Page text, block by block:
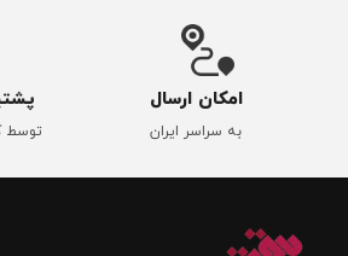
امکان ارسال
به سراسر ایران توسط